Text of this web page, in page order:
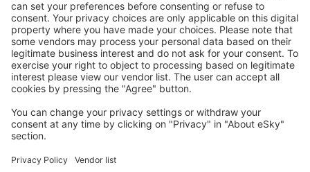
dina resor
Planera din resa
Billiga flyg
Weekendresor